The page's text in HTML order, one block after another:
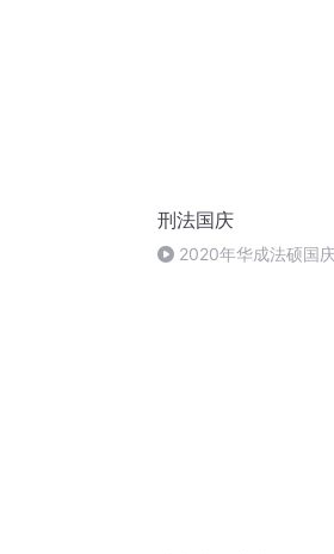
刑法国庆
2020年华成法硕国